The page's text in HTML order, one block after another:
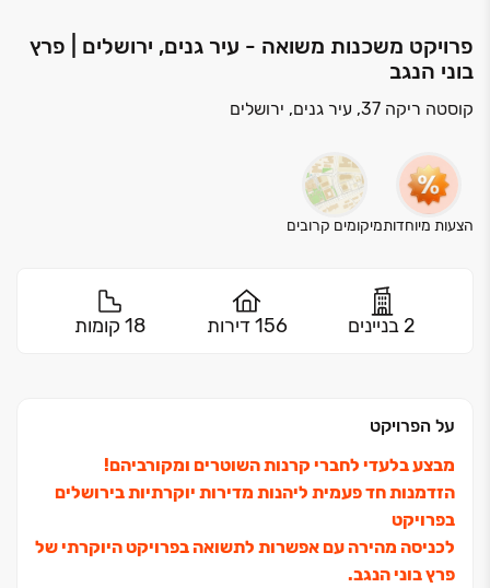
פרויקט משכנות משואה - עיר גנים, ירושלים | פרץ
בוני הנגב
קוסטה ריקה 37, עיר גנים, ירושלים
הצעות מיוחדותמיקומים קרובים
2 בניינים 156 דירות 18 קומות
על הפרויקט
מבצע בלעדי לחברי קרנות השוטרים ומקורביהם!
הזדמנות חד פעמית ליהנות מדירות יוקרתיות בירושלים
בפרויקט
לכניסה מהירה עם אפשרות לתשואה בפרויקט היוקרתי של
פרץ בוני הנגב.